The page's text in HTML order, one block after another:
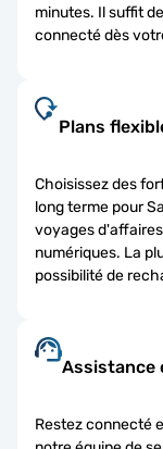
minutes. Il suffit
connecté dès
Plans
Choisissez des
long terme pour
voyages
numériques. La
possibilité de
Assistance
Restez connecté